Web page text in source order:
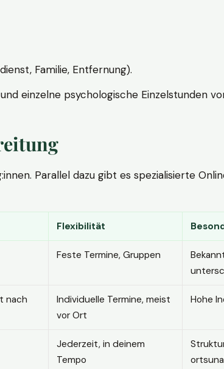
Familie, Entfernung).
einzelne psychologische Einzelstunden
Parallel dazu gibt es spezialisierte
Flexibilität
Feste Termine, Gruppen
nach
Individuelle Termine, meist
vor Ort
Hohe
Jederzeit, in deinem
Tempo